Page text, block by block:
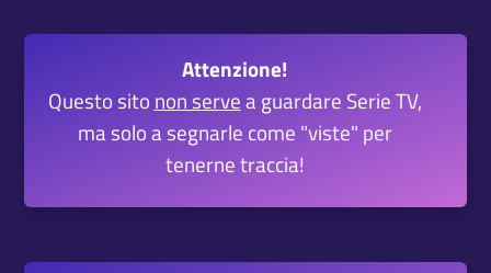
Attenzione!
Questo sito non servea guardare Serie TV,
ma solo a segnarle come "viste" per
tenerne traccia!